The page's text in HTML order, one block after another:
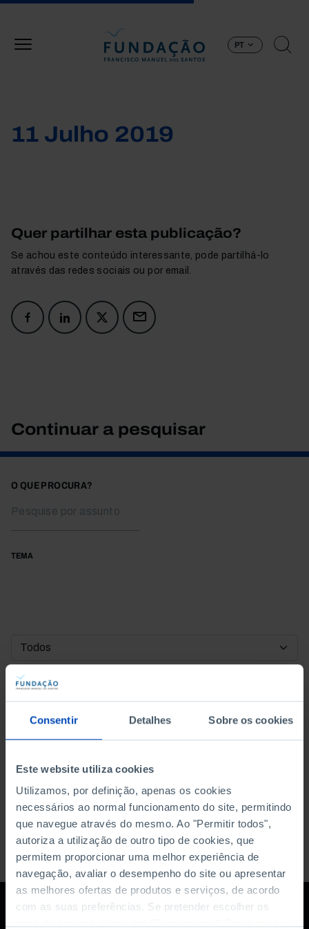
Consentir Detalhes Sobre os cookies
Este website utiliza cookies
Utilizamos, por definição, apenas os cookies
necessários ao normal funcionamento do site, permitindo
que navegue através do mesmo. Ao "Permitir todos",
autoriza a utilização de outro tipo de cookies, que
permitem proporcionar uma melhor experiência de
navegação, avaliar o desempenho do site ou apresentar
as melhores ofertas de produtos e serviços, de acordo
com as suas preferências. Se pretender escolher os
PT
11 Julho 2019
Quer partilhar esta publicação?
Se achou este conteúdo interessante, pode partilhá-lo
através das redes sociais ou por email.
Continuar a pesquisar
O QUE PROCURA?
TEMA
DATA DE INÍCIO
DATA DE FIM